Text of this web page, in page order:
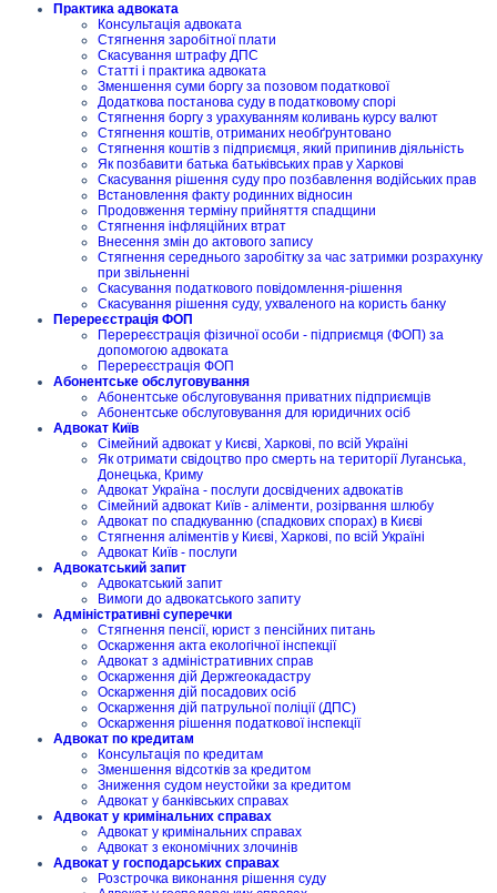
Практика адвоката
Консультація адвоката
Стягнення заробітної плати
Скасування штрафу ДПС
Статті і практика адвоката
Зменшення суми боргу за позовом податкової
Додаткова постанова суду в податковому спорі
Стягнення боргу з урахуванням коливань курсу валют
Стягнення коштів, отриманих необґрунтовано
Стягнення коштів з підприємця, який припинив діяльність
Як позбавити батька батьківських прав у Харкові
Скасування рішення суду про позбавлення водійських прав
Встановлення факту родинних відносин
Продовження терміну прийняття спадщини
Стягнення інфляційних втрат
Внесення змін до актового запису
Стягнення середнього заробітку за час затримки розрахунку
при звільненні
Скасування податкового повідомлення-рішення
Скасування рішення суду, ухваленого на користь банку
Перереєстрація ФОП
Перереєстрація фізичної особи - підприємця (ФОП) за
допомогою адвоката
Перереєстрація ФОП
Абонентське обслуговування
Абонентське обслуговування приватних підприємців
Абонентське обслуговування для юридичних осіб
Адвокат Київ
Сімейний адвокат у Києві, Харкові, по всій Україні
Як отримати свідоцтво про смерть на території Луганська,
Донецька, Криму
Адвокат Україна - послуги досвідчених адвокатів
Сімейний адвокат Київ - аліменти, розірвання шлюбу
Адвокат по спадкуванню (спадкових спорах) в Києві
Стягнення аліментів у Києві, Харкові, по всій Україні
Адвокат Київ - послуги
Адвокатський запит
Адвокатський запит
Вимоги до адвокатського запиту
Адміністративні суперечки
Стягнення пенсії, юрист з пенсійних питань
Оскарження акта екологічної інспекції
Адвокат з адміністративних справ
Оскарження дій Держгеокадастру
Оскарження дій посадових осіб
Оскарження дій патрульної поліції (ДПС)
Оскарження рішення податкової інспекції
Адвокат по кредитам
Консультація по кредитам
Зменшення відсотків за кредитом
Зниження судом неустойки за кредитом
Адвокат у банківських справах
Адвокат у кримінальних справах
Адвокат у кримінальних справах
Адвокат з економічних злочинів
Адвокат у господарських справах
Розстрочка виконання рішення суду